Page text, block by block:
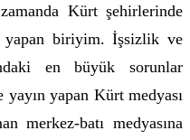
Kürt şehirlerinde
yapan biriyim. İşsizlik ve
en büyük sorunlar
yayın yapan Kürt medyası
merkez-batı medyasına